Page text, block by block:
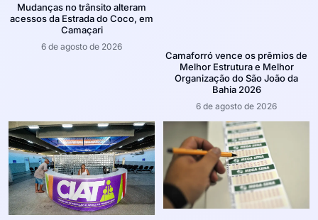
Mudanças no trânsito alteram
acessos da Estrada do Coco, em
Camaçari
6 de agosto de 2026
Camaforró vence os prêmios de
Melhor Estrutura e Melhor
Organização do São João da
Bahia 2026
6 de agosto de 2026